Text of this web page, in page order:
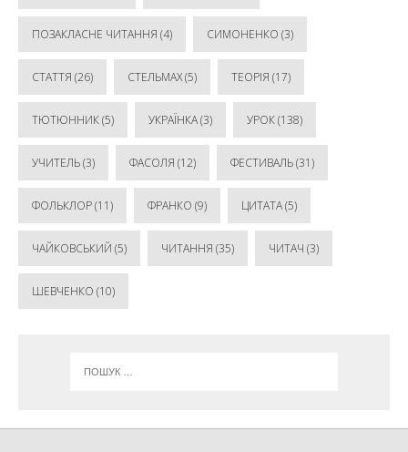
ПОЗАКЛАСНЕ ЧИТАННЯ (4) СИМОНЕНКО (3)
СТАТТЯ (26) СТЕЛЬМАХ(5) ТЕОРІЯ (17)
ТЮТЮННИК(5) УКРАЇНКА(3) УРОК(138)
УЧИТЕЛЬ(3) ФАСОЛЯ (12) ФЕСТИВАЛЬ(31)
ФОЛЬКЛОР(11) ФРАНКО (9) ЦИТАТА(5)
ЧАЙКОВСЬКИЙ (5) ЧИТАННЯ (35) ЧИТАЧ (3)
ШЕВЧЕНКО (10)